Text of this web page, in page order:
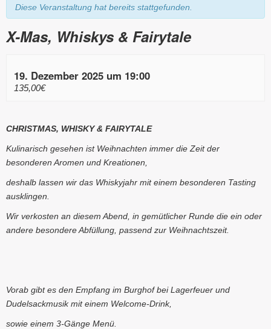
Diese Veranstaltung hat bereits stattgefunden.
X-Mas, Whiskys & Fairytale
19. Dezember 2025 um 19:00
135,00€
Navigation
CHRISTMAS, WHISKY & FAIRYTALE
Kulinarisch gesehen ist Weihnachten immer die Zeit der
besonderen Aromen und Kreationen,
deshalb lassen wir das Whiskyjahr mit einem besonderen Tasting
ausklingen.
Wir verkosten an diesem Abend, in gemütlicher Runde die ein oder
andere besondere Abfüllung, passend zur Weihnachtszeit.
Vorab gibt es den Empfang im Burghof bei Lagerfeuer und
Dudelsackmusik mit einem Welcome-Drink,
sowie einem 3-Gänge Menü.